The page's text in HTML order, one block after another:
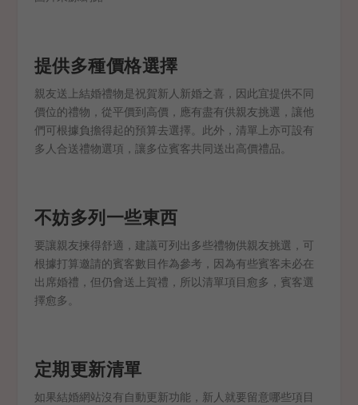
提供多種價格選擇
親友送上結婚禮物是祝賀新人新婚之喜，因此宜提供不同
價位的禮物，從平價到高價，應有盡有供親友挑選，讓他
們可根據負擔得起的預算去選擇。此外，清單上亦可設有
多人合送禮物選項，讓多位賓客共同送出高價禮品。
不妨多列一些東西
要讓親友揀得舒適，建議可列出多些禮物供親友挑選，可
根據打算邀請的賓客數目作為參考，因為有些賓客未必在
出席婚禮，但仍會送上賀禮，所以清單項目愈多，賓客選
擇愈多。
定期更新清單
如果結婚網站沒有自動更新功能，新人就要留意哪些項目